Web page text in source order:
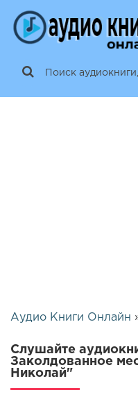
Аудио Книги Онлайн
Слушайте
Заколдованное
Николай"